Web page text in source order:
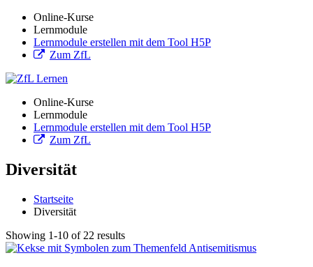
Online-Kurse
Lernmodule
Lernmodule erstellen mit dem Tool H5P
Zum ZfL
Online-Kurse
Lernmodule
Lernmodule erstellen mit dem Tool H5P
Zum ZfL
Diversität
Startseite
Diversität
Showing 1-10 of 22 results